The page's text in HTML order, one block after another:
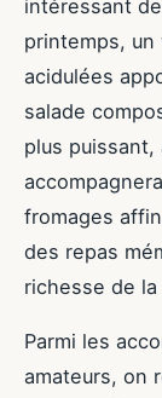
intéressant
printemps,
acidulées
salade
plus puissant,
fromages
des repas
richesse de
Parmi les
amateurs, on